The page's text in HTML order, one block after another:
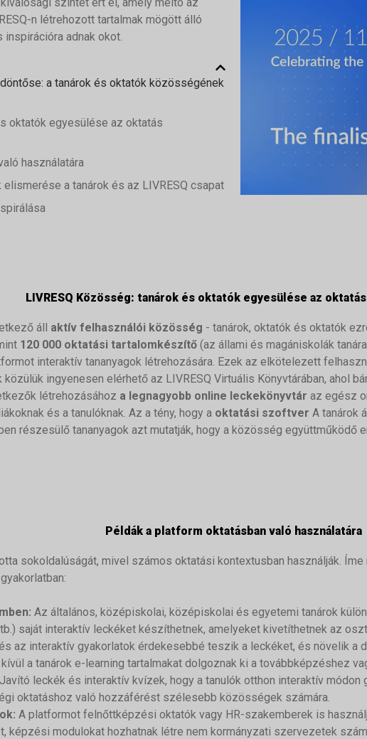
n létrehozott tartalmak mögött álló
adnak okot.
a tanárok és oktatók közösségének
oktatók egyesülése az oktatás
használatára
a tanárok és az LIVRESQ csapat
LIVRESQ Közösség: tanárok és oktatók egyesülése az
áll aktív felhasználói közösség - tanárok, oktatók és oktatók
120 000 oktatási tartalomkészítő (az állami és magániskolák
interaktív tananyagok létrehozására. Ezek az elkötelezett
közülük ingyenesen elérhető az LIVRESQ Virtuális Könyvtárában, ahol
létrehozásához a legnagyobb online leckekönyvtár az egész
és a tanulóknak. Az a tény, hogy a oktatási szoftver A tanárok
részesülő tananyagok azt mutatják, hogy a közösség együttműködő
Példák a platform oktatásban való használatára
sokoldalúságát, mivel számos oktatási kontextusban használják. Íme
Az általános, középiskolai, középiskolai és egyetemi tanárok
saját interaktív leckéket készíthetnek, amelyeket kivetíthetnek az
az interaktív gyakorlatok érdekesebbé teszik a leckéket, és növelik a
a tanárok e-learning tartalmakat dolgoznak ki a továbbképzéshez
Javító leckék és interaktív kvízek, hogy a tanulók otthon interaktív módon
oktatáshoz való hozzáférést szélesebb közösségek számára.
A platformot felnőttképzési oktatók vagy HR-szakemberek is
modulokat hozhatnak létre nem kormányzati szervezetek